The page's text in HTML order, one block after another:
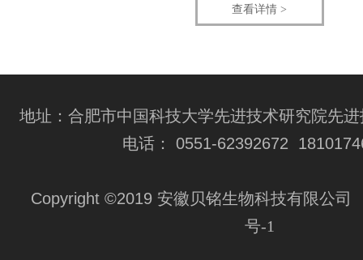
查看详情 >
地址：合肥市中国科技大学先进技术研究院先
电话： 0551-62392672
Copyright ©2019 安徽贝铭生物科技有限公司
号-1